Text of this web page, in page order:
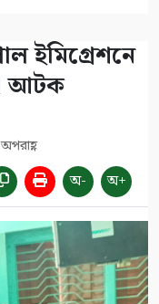
ইমিগ্রেশনে
আটক
অ- অ+